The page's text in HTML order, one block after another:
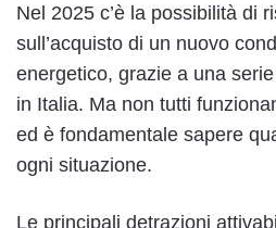
Nel 2025 c’è la possibilità di
sull’acquisto di un nuovo
energetico, grazie a una
in Italia. Ma non tutti
ed è fondamentale sapere
ogni situazione.
Le principali detrazioni